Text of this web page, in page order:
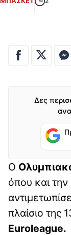
Δες
Ο
όπου και
πλαίσιο της
Euroleague.